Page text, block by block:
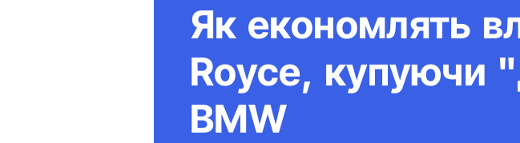
Як економлять
Royce, купуючи
BMW